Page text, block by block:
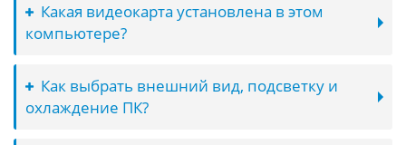
Какая видеокарта установлена в этом
компьютере?
Как выбрать внешний вид, подсветку и
охлаждение ПК?